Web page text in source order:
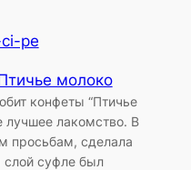
pe
молоко
конфеты “Птичье
лучшее лакомство. В
просьбам, сделала
слой суфле был